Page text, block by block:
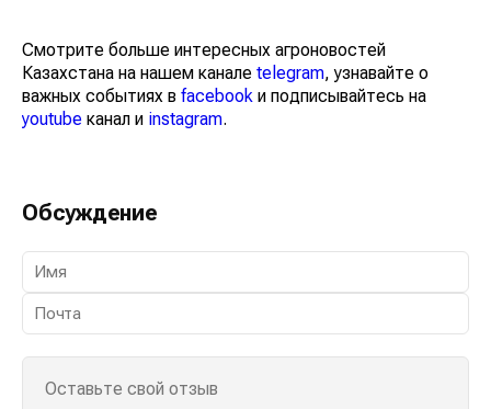
Смотрите больше интересных агроновостей
Казахстана на нашем канале telegram, узнавайте о
важных событиях в facebook и подписывайтесь на
youtube канал и instagram.
Обсуждение